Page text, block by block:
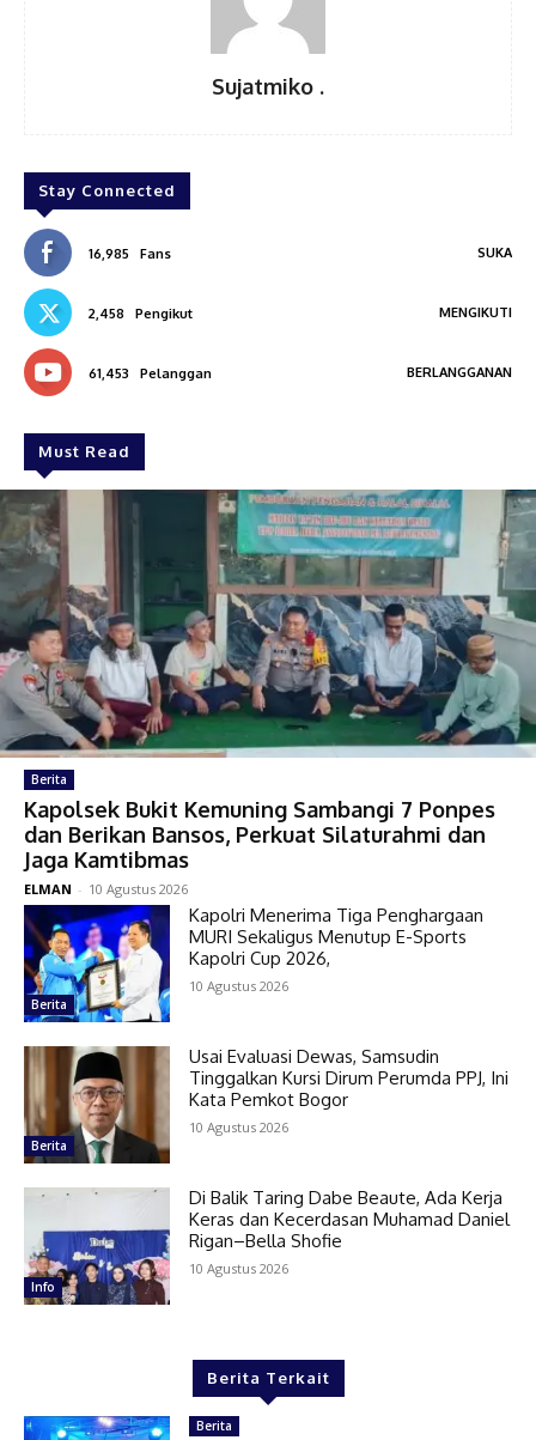
Sujatmiko .
Stay Connected
16,985 Fans SUKA
2,458 Pengikut MENGIKUTI
61,453 Pelanggan BERLANGGANAN
Must Read
Berita
Kapolsek Bukit Kemuning Sambangi 7 Ponpes
dan Berikan Bansos, Perkuat Silaturahmi dan
Jaga Kamtibmas
ELMAN - 10 Agustus 2026
Berita
Kapolri Menerima Tiga Penghargaan
MURI Sekaligus Menutup E-Sports
Kapolri Cup 2026,
10 Agustus 2026
Berita
Usai Evaluasi Dewas, Samsudin
Tinggalkan Kursi Dirum Perumda PPJ, Ini
Kata Pemkot Bogor
10 Agustus 2026
Info
Di Balik Taring Dabe Beaute, Ada Kerja
Keras dan Kecerdasan Muhamad Daniel
Rigan–Bella Shofie
10 Agustus 2026
Berita Terkait
Berita